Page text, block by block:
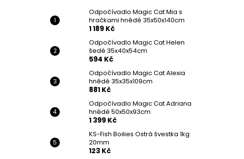
Odpočívadlo Magic Cat Mia s
hračkami hnědé 35x50x140cm
1 189 Kč
Odpočívadlo Magic Cat Helen
šedé 35x40x54cm
594 Kč
Odpočívadlo Magic Cat Alexia
hnědé 35x35x109cm
881 Kč
Odpočívadlo Magic Cat Adriana
hnědé 50x50x93cm
1 399 Kč
KS-Fish Boilies Ostrá švestka 1kg
20mm
123 Kč